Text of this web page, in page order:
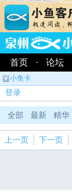
首页 · 论坛
小鱼卡
登录
全部 最新 精华
上一页 下一页